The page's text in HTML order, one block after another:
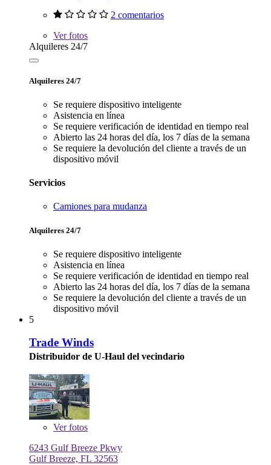
2 comentarios
Verfotos
Alquileres 24/7
Alquileres 24/7
Se requiere dispositivo inteligente
Asistencia en línea
Se requiere verificación de identidad en tiempo real
Abierto las 24 horas del día, los 7 días de la semana
Se requiere la devolución del cliente a través de un
dispositivo móvil
Servicios
Camiones para mudanza
Alquileres 24/7
Se requiere dispositivo inteligente
Asistencia en línea
Se requiere verificación de identidad en tiempo real
Abierto las 24 horas del día, los 7 días de la semana
Se requiere la devolución del cliente a través de un
dispositivo móvil
5
Trade Winds
Distribuidor de U-Haul del vecindario
Verfotos
6243 Gulf Breeze Pkwy
Gulf Breeze, FL 32563